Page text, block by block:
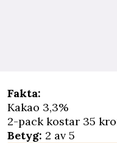
Fakta:
Kakao 3,3%
2-pack kostar 35
Betyg: 2 av 5